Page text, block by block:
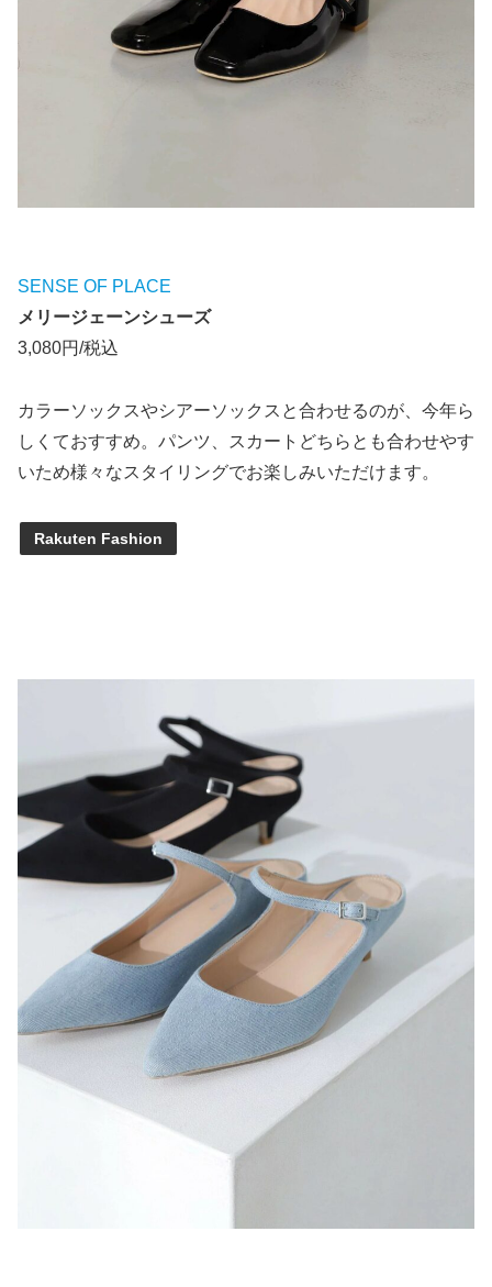
SENSE OF PLACE
メリージェーンシューズ
3,080円/税込
カラーソックスやシアーソックスと合わせるのが、今年ら
しくておすすめ。パンツ、スカートどちらとも合わせやす
いため様々なスタイリングでお楽しみいただけます。
Rakuten Fashion